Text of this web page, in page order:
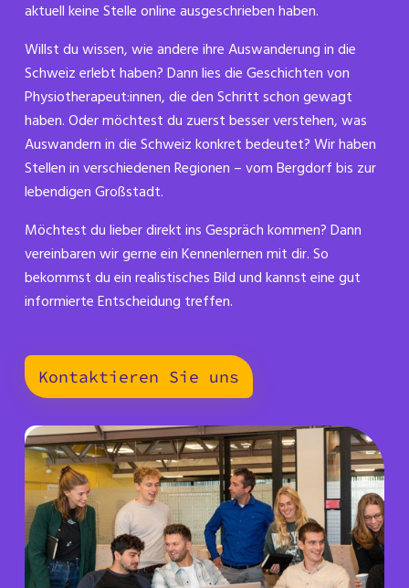
aktuell keine Stelle online ausgeschrieben haben.
Willst du wissen, wie andere ihre Auswanderung in die
Schweiz erlebt haben? Dann lies die Geschichten von
Physiotherapeut:innen, die den Schritt schon gewagt
haben. Oder möchtest du zuerst besser verstehen, was
Auswandern in die Schweiz konkret bedeutet? Wir haben
Stellen in verschiedenen Regionen – vom Bergdorf bis zur
lebendigen Großstadt.
Möchtest du lieber direkt ins Gespräch kommen? Dann
vereinbaren wir gerne ein Kennenlernen mit dir. So
bekommst du ein realistisches Bild und kannst eine gut
informierte Entscheidung treffen.
Kontaktieren Sie uns